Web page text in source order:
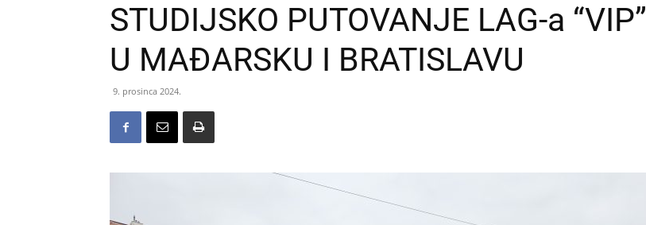
STUDIJSKO PUTOVANJE LAG-a “VIP”
U MAĐARSKU I BRATISLAVU
9. prosinca 2024.